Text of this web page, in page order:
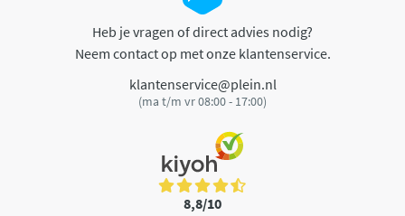
Heb je vragen of direct advies nodig?
Neem contact op met onze klantenservice.
klantenservice@plein.nl
(ma t/m vr 08:00 - 17:00)
8,8/10